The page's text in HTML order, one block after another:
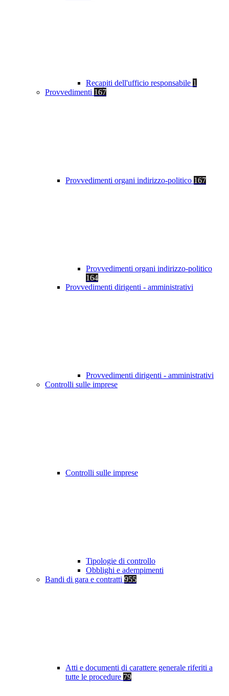
Recapiti dell'ufficio responsabile 1
Provvedimenti 167
Provvedimenti organi indirizzo-politico 167
Provvedimenti organi indirizzo-politico
164
Provvedimenti dirigenti - amministrativi
Provvedimenti dirigenti - amministrativi
Controlli sulle imprese
Controlli sulle imprese
Tipologie di controllo
Obblighi e adempimenti
Bandi di gara e contratti 955
Atti e documenti di carattere generale riferiti a
tutte le procedure 79